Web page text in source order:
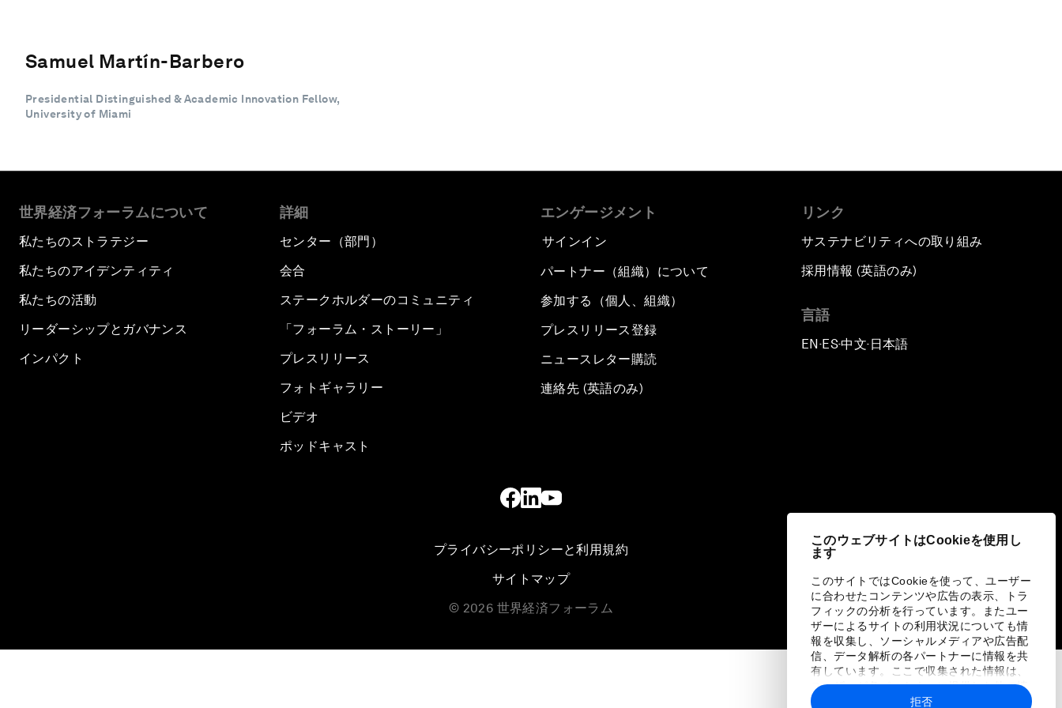
このウェブサイトはCookieを使用し
ます
このサイトではCookieを使って、ユーザー
に合わせたコンテンツや広告の表示、トラ
フィックの分析を行っています。またユー
ザーによるサイトの利用状況についても情
報を収集し、ソーシャルメディアや広告配
信、データ解析の各パートナーに情報を共
有しています。ここで収集された情報は、
ユーザーが各パートナーに提供した他の情
報や各パートナーのサービスを使用した際
拒否
Samuel Martín-Barbero
Presidential Distinguished & Academic Innovation Fellow,
University of Miami
世界経済フォーラムについて
私たちのストラテジー
私たちのアイデンティティ
私たちの活動
リーダーシップとガバナンス
インパクト
詳細
センター（部門）
会合
ステークホルダーのコミュニティ
「フォーラム・ストーリー」
プレスリリース
フォトギャラリー
ビデオ
ポッドキャスト
エンゲージメント
サインイン
パートナー（組織）について
参加する（個人、組織）
プレスリリース登録
ニュースレター購読
連絡先 (英語のみ)
リンク
サステナビリティへの取り組み
採用情報 (英語のみ)
言語
EN ▪ES▪中文▪ 日本語
プライバシーポリシーと利用規約
サイトマップ
© 2026 世界経済フォーラム